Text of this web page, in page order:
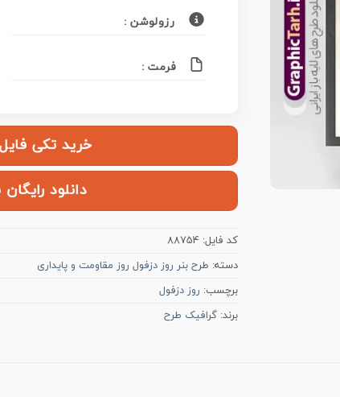
رزولوشن :
فرمت :
خرید تکی فایل | ۱۲۰,۰۰۰
دانلود
کد فایل:88754
دسته: طرح بنر روز دزفول روز مقاومت و پایداری
برچسب: روز دزفول
برند:گرافیک طرح